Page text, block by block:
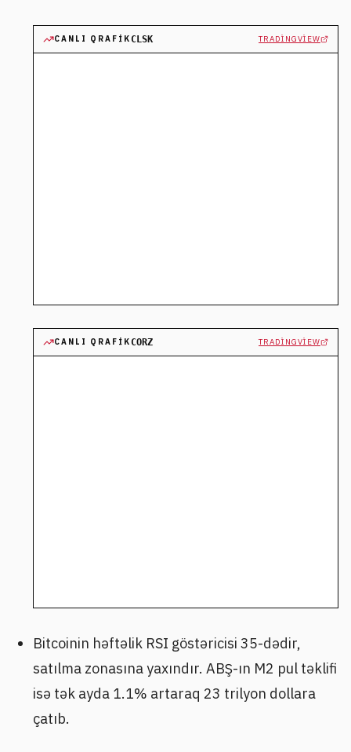
CANLI QRAFIKCLSK TRADINGVIEW
CANLI QRAFIKCORZ TRADINGVIEW
Bitcoinin həftəlik RSI göstəricisi 35-dədir,
satılma zonasına yaxındır. ABŞ-ın M2 pul təklifi
isə tək ayda 1.1% artaraq 23 trilyon dollara
çatıb.